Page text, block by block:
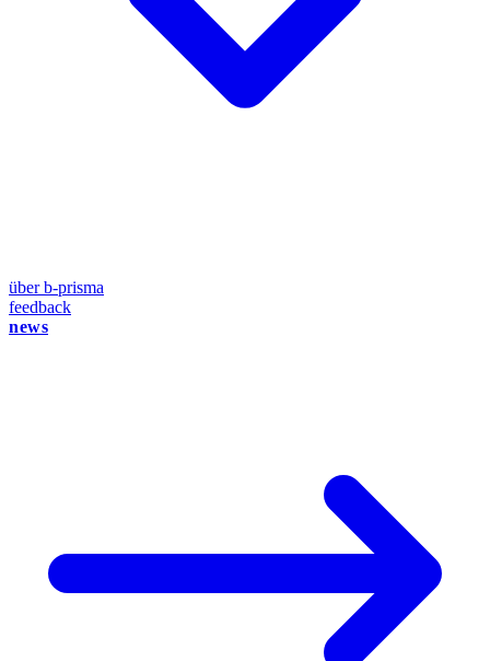
über b-prisma
feedback
news